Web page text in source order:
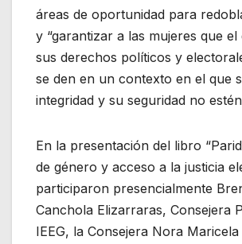
áreas de oportunidad para
y “garantizar a las mujeres que el
sus derechos políticos y
se den en un contexto en el que
integridad y su seguridad no
En la presentación del libro
de género y acceso a la justicia
participaron presencialmente
Canchola Elizarraras, Consejera
IEEG, la Consejera Nora